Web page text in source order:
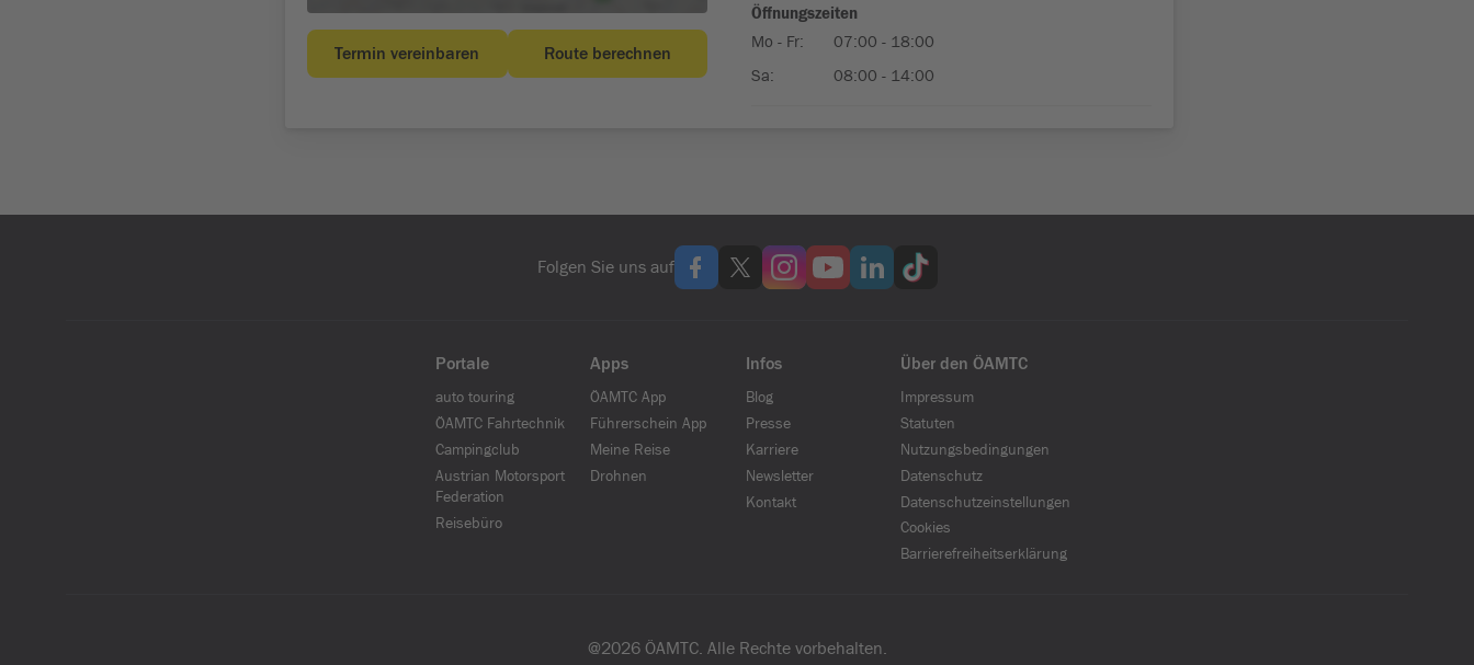
Folgen Sie uns auf
Portale
auto touring
ÖAMTC Fahrtechnik
Campingclub
Austrian Motorsport
Federation
Reisebüro
Apps
ÖAMTC App
Führerschein App
Meine Reise
Drohnen
Infos
Blog
Presse
Karriere
Newsletter
Kontakt
Über den ÖAMTC
Impressum
Statuten
Nutzungsbedingungen
Datenschutz
Datenschutzeinstellungen
Cookies
Barrierefreiheitserklärung
@2026ÖAMTC. Alle Rechte vorbehalten.